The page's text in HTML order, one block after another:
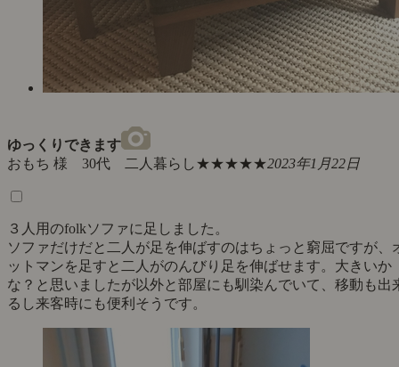
ゆっくりできます
おもち 様 30代 二人暮らし★★★★★2023年1月22日
３人用のfolkソファに足しました。
ソファだけだと二人が足を伸ばすのはちょっと窮屈ですが、
ットマンを足すと二人がのんびり足を伸ばせます。大きいか
な？と思いましたが以外と部屋にも馴染んでいて、移動も出
るし来客時にも便利そうです。